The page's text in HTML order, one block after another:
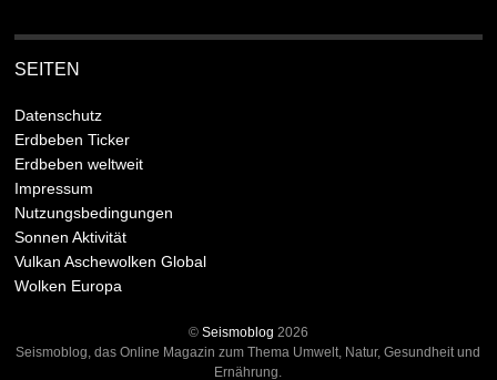
SEITEN
Datenschutz
Erdbeben Ticker
Erdbeben weltweit
Impressum
Nutzungsbedingungen
Sonnen Aktivität
Vulkan Aschewolken Global
Wolken Europa
© Seismoblog 2026
Seismoblog, das Online Magazin zum Thema Umwelt, Natur, Gesundheit und
Ernährung.